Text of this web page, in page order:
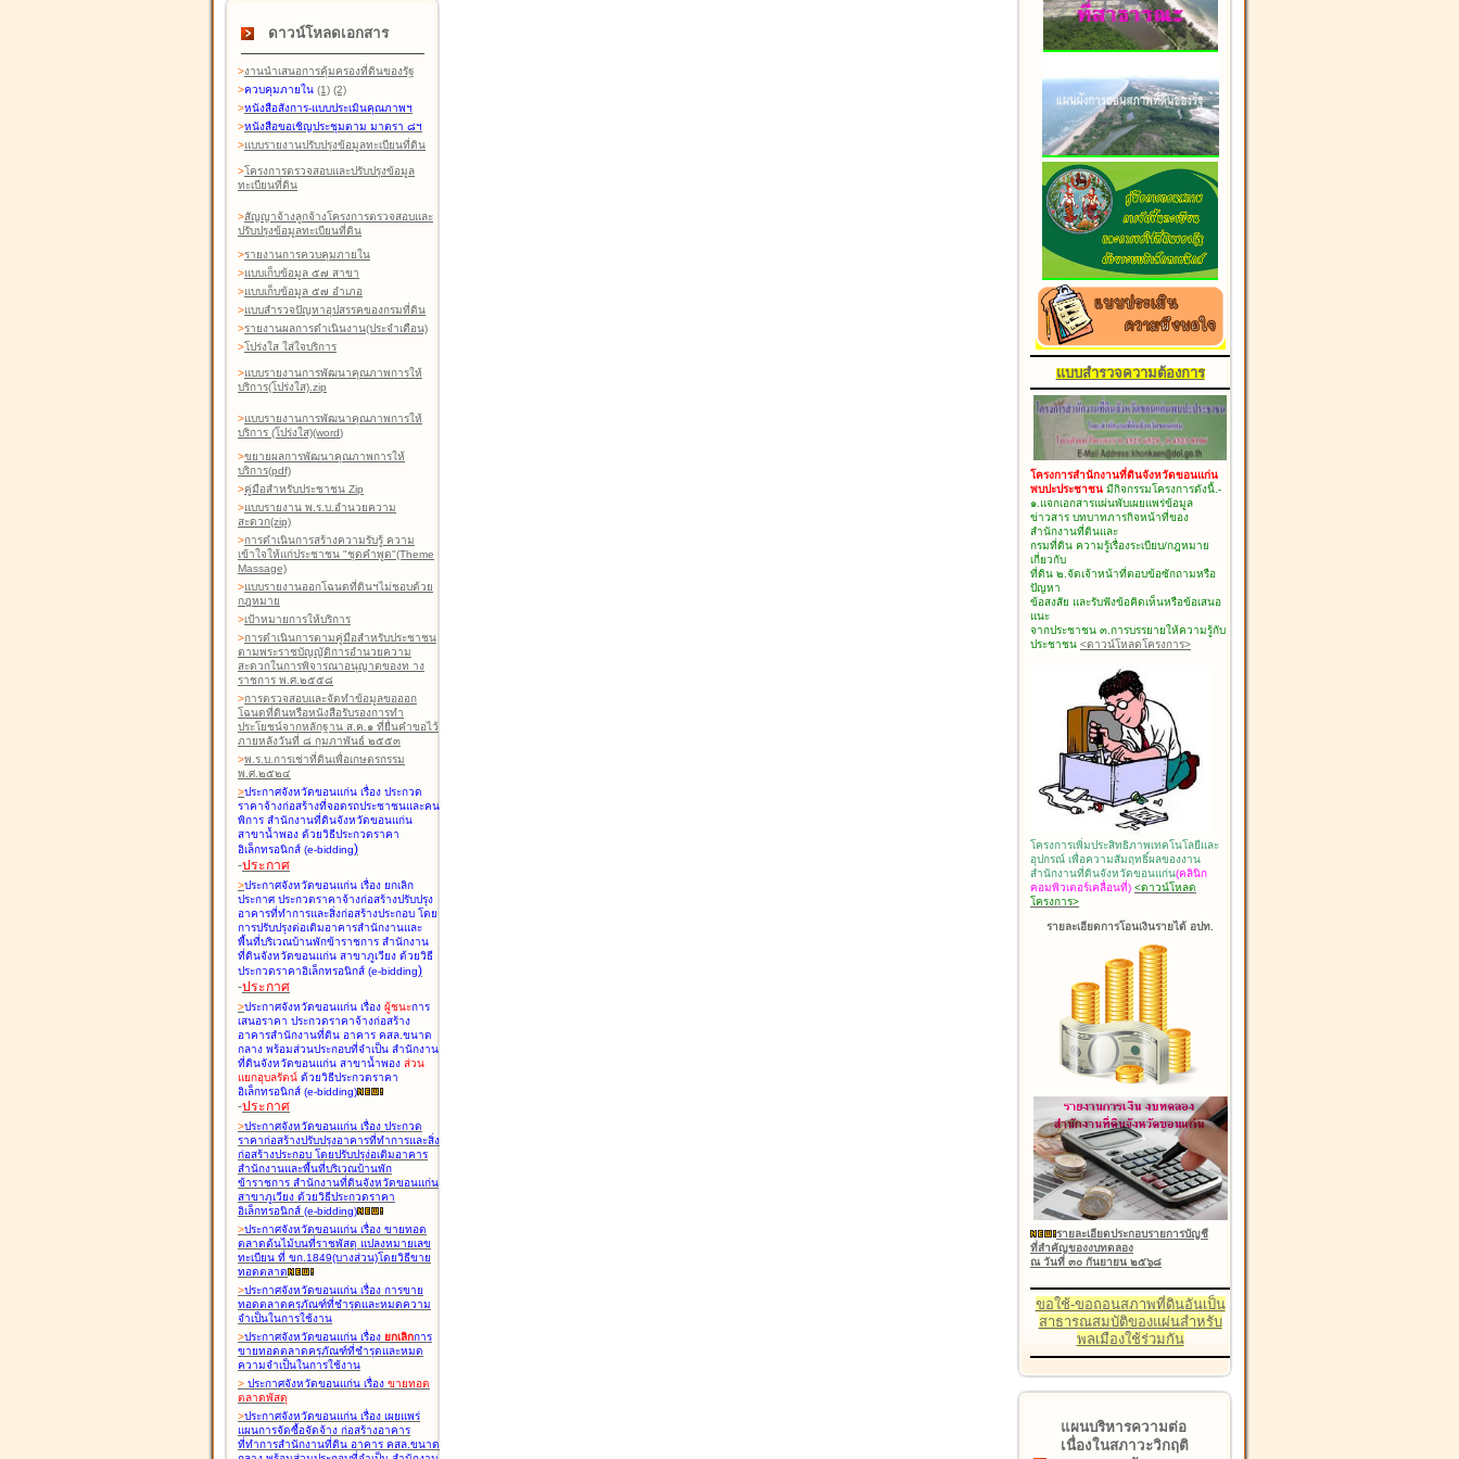
ดาวน์โหลดเอกสาร
>งานนำเสนอการคุ้มครองที่ดินของรัฐ
>ควบคุมภายใน (1) (2)
>หนังสือสังการ-แบบประเมินคุณภาพฯ
>หนังสือขอเชิญประชุมตาม มาตรา ๘ฯ
>แบบรายงานปรับปรุงข้อมูลทะเบียนที่ดิน
>โครงการตรวจสอบและปรับปรุงข้อมูล
ทะเบียนที่ดิน
>สัญญาจ้างลูกจ้างโครงการตรวจสอบและ
ปรับปรุงข้อมูลทะเบียนที่ดิน
>รายงานการควบคุมภายใน
>แบบเก็บข้อมูล ๕๗ สาขา
>แบบเก็บข้อมูล ๕๗ อำเภอ
>แบบสำรวจปัญหาอุปสรรคของกรมที่ดิน
>รายงานผลการดำเนินงาน(ประจำเดือน)
>โปร่งใส ใส่ใจบริการ
>แบบรายงานการพัฒนาคุณภาพการให้
บริการ(โปร่งใส).zip
>แบบรายงานการพัฒนาคุณภาพการให้
บริการ (โปร่งใส)(word)
>ขยายผลการพัฒนาคุณภาพการให้
บริการ(pdf)
>คู่มือสำหรับประชาชน Zip
>แบบรายงาน พ.ร.บ.อำนวยความ
สะดวก(zip)
>การดำเนินการสร้างความรับรู้ ความ
เข้าใจให้แก่ประชาชน "ชุดคำพูด"(Theme
Massage)
>แบบรายงานออกโฉนดที่ดินฯไม่ชอบด้วย
กฎหมาย
>เป้าหมายการให้บริการ
>การดำเนินการตามคู่มือสำหรับประชาชน
ตามพระราชบัญญัติการอำนวยความ
สะดวกในการพิจารณาอนุญาตของท าง
ราชการ พ.ศ.๒๕๕๘
>การตรวจสอบและจัดทำข้อมูลขอออก
โฉนดที่ดินหรือหนังสือรับรองการทำ
ประโยชน์จากหลักฐาน ส.ค.๑ ที่ยื่นคำขอไว้
ภายหลังวันที่ ๘ กุมภาพันธ์ ๒๕๕๓
>พ.ร.บ.การเช่าที่ดินเพื่อเกษตรกรรม
พ.ศ.๒๕๒๔
>ประกาศจังหวัดขอนแก่น เรื่อง ประกวด
ราคาจ้างก่อสร้างที่จอดรถประชาชนและคน
พิการ สำนักงานที่ดินจังหวัดขอนแก่น
สาขาน้ำพอง ด้วยวิธีประกวดราคา
อิเล็กทรอนิกส์ (e-bidding)
-ประกาศ
>ประกาศจังหวัดขอนแก่น เรื่อง ยกเลิก
ประกาศ ประกวดราคาจ้างก่อสร้างปรับปรุง
อาคารที่ทำการและสิ่งก่อสร้างประกอบ โดย
การปรับปรุงต่อเติมอาคารสำนักงานและ
พื้นที่บริเวณบ้านพักข้าราชการ สำนักงาน
ที่ดินจังหวัดขอนแก่น สาขาภูเวียง ด้วยวิธี
ประกวดราคาอิเล็กทรอนิกส์ (e-bidding)
-ประกาศ
>ประกาศจังหวัดขอนแก่น เรื่อง ผู้ชนะการ
เสนอราคา ประกวดราคาจ้างก่อสร้าง
อาคารสำนักงานที่ดิน อาคาร คสล.ขนาด
กลาง พร้อมส่วนประกอบที่จำเป็น สำนักงาน
ที่ดินจังหวัดขอนแก่น สาขาน้ำพอง ส่วน
แยกอุบลรัตน์ ด้วยวิธีประกวดราคา
อิเล็กทรอนิกส์ (e-bidding)
-ประกาศ
>ประกาศจังหวัดขอนแก่น เรื่อง ประกวด
ราคาก่อสร้างปรับปรุงอาคารที่ทำการและสิ่ง
ก่อสร้างประกอบ โดยปรับปรุง่อเติมอาคาร
สำนักงานและพื้นที่บริเวณบ้านพัก
ข้าราชการ สำนักงานที่ดินจังหวัดขอนแก่น
สาขาภูเวียง ด้วยวิธีประกวดราคา
อิเล็กทรอนิกส์ (e-bidding)
>ประกาศจังหวัดขอนแก่น เรื่อง ขายทอด
ตลาดต้นไม้บนที่ราชพัสดุ แปลงหมายเลข
ทะเบียน ที่ ขก.1849(บางส่วน)โดยวิธีขาย
ทอดตลาด
>ประกาศจังหวัดขอนแก่น เรื่อง การขาย
ทอดตลาดครุภัณฑ์ที่ชำรุดและหมดความ
จำเป็นในการใช้งาน
>ประกาศจังหวัดขอนแก่น เรื่อง ยกเลิกการ
ขายทอดตลาดครุภัณฑ์ที่ชำรุดและหมด
ความจำเป็นในการใช้งาน
> ประกาศจังหวัดขอนแก่น เรื่อง ขายทอด
ตลาดพัสดุ
>ประกาศจังหวัดขอนแก่น เรื่อง เผยแพร่
แผนการจัดซื้อจัดจ้าง ก่อสร้างอาคาร
ที่ทำการสำนักงานที่ดิน อาคาร คสล.ขนาด
แบบสำรวจความต้องการ
โครงการสำนักงานที่ดินจังหวัดขอนแก่น
พบปะประชาชน มีกิจกรรมโครงการดังนี้.-
๑.แจกเอกสารแผ่นพับเผยแพร่ข้อมูล
ข่าวสาร บทบาทภารกิจหน้าที่ของ
สำนักงานที่ดินและ
กรมที่ดิน ความรู้เรื่องระเบียบ/กฎหมาย
เกี่ยวกับ
ที่ดิน ๒.จัดเจ้าหน้าที่ตอบข้อซักถามหรือ
ปัญหา
ข้อสงสัย และรับฟังข้อคิดเห็นหรือข้อเสนอ
แนะ
จากประชาชน ๓.การบรรยายให้ความรู้กับ
ประชาชน <ดาวน์โหลดโครงการ>
โครงการเพิ่มประสิทธิภาพเทคโนโลยีและ
อุปกรณ์ เพื่อความสัมฤทธิ์ผลของงาน
สำนักงานที่ดินจังหวัดขอนแก่น(คลินิก
คอมพิวเตอร์เคลื่อนที่) <ดาวน์โหลด
โครงการ>
รายละเอียดการโอนเงินรายได้ อปท.
รายละเอียดประกอบรายการบัญชี
ที่สำคัญของงบทดลอง
ณ วันที่ ๓๐ กันยายน ๒๕๖๘
ขอใช้-ขอถอนสภาพที่ดินอันเป็น
สาธารณสมบัติของแผ่นสำหรับ
พลเมืองใช้ร่วมกัน
แผนบริหารความต่อ
เนื่องในสภาวะวิกฤติ